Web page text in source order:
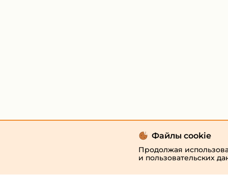
Файлы cookie
Продолжая
и пользовательских